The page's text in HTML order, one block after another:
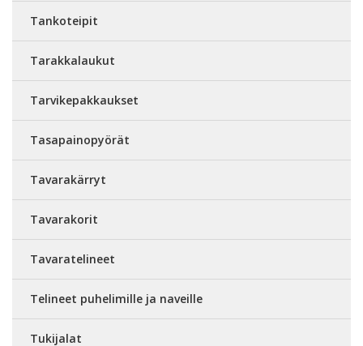
Tankoteipit
Tarakkalaukut
Tarvikepakkaukset
Tasapainopyörät
Tavarakärryt
Tavarakorit
Tavaratelineet
Telineet puhelimille ja naveille
Tukijalat